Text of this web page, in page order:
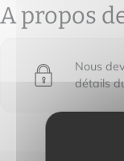
A propos
Nous
détails